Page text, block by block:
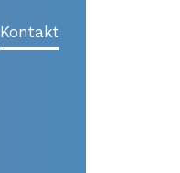
Kontakt